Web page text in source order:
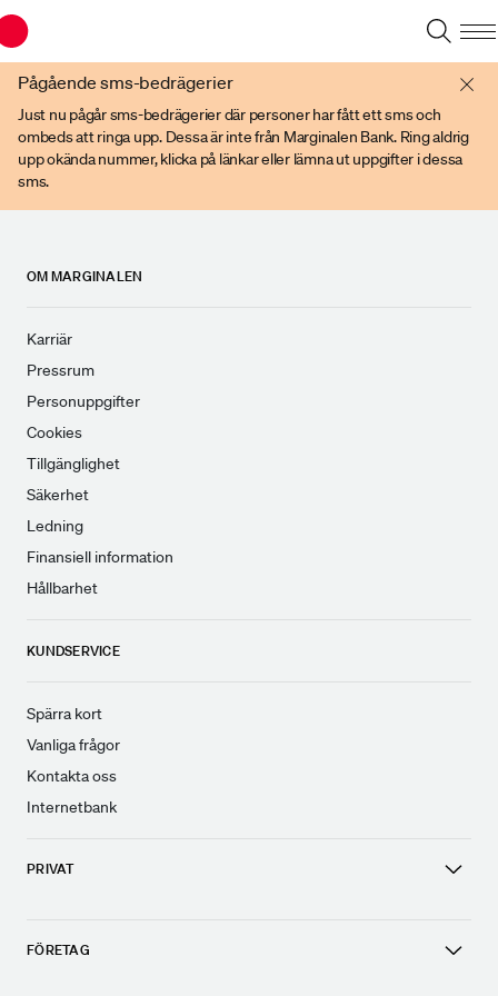
Pågående sms-bedrägerier
Just nu pågår sms-bedrägerier där personer har fått ett sms och
ombeds att ringa upp. Dessa är inte från Marginalen Bank. Ring aldrig
upp okända nummer, klicka på länkar eller lämna ut uppgifter i dessa
sms.
OM MARGINALEN
Karriär
Pressrum
Personuppgifter
Cookies
Tillgänglighet
Säkerhet
Ledning
Finansiell information
Hållbarhet
KUNDSERVICE
Spärra kort
Vanliga frågor
Kontakta oss
Internetbank
PRIVAT
FÖRETAG
Du har en gammal webbläsare. Vänligen använd senare versioner av t ex